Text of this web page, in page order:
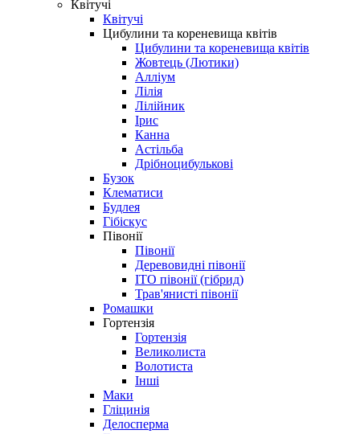
Квітучі
Квітучі
Цибулини та кореневища квітів
Цибулини та кореневища квітів
Жовтець (Лютики)
Алліум
Лілія
Лілійник
Ірис
Канна
Астільба
Дрібноцибулькові
Бузок
Клематиси
Будлея
Гібіскус
Півонії
Півонії
Деревовидні півонії
ІТО півонії (гібрид)
Трав'янисті півонії
Ромашки
Гортензія
Гортензія
Великолиста
Волотиста
Інші
Маки
Гліцинія
Делосперма